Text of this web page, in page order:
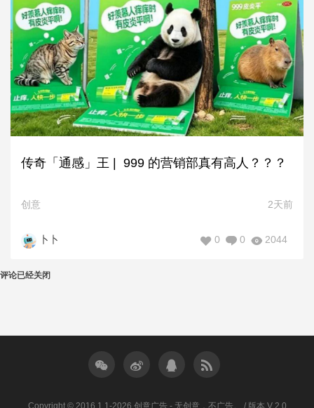
传奇「通感」王 | 999 的营销部真有高人？？？
创意 2天前
卜卜 2044
0
0
评论已经关闭
Copyright © 2016.1.1-2026 创意广告 - 无创意，不广告。 / 版本 V 2.0